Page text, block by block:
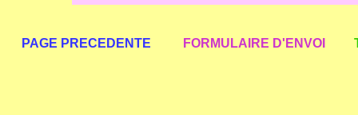
PAGE PRECEDENTE FORMULAIRE D'ENVOI